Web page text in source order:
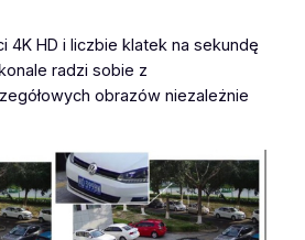
4K HD i liczbie klatek na sekundę
radzi sobie z
obrazów niezależnie